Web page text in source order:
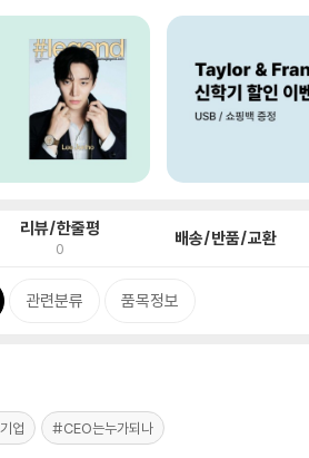
리뷰/한줄평
0 배송/반품/교환
관련분류 품목정보
업 #CEO는누가되나